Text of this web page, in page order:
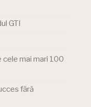
GTI
cele mai mari 100
fără